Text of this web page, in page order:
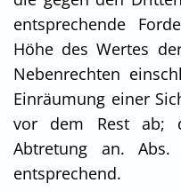
entsprechende
Höhe des Wertes
Nebenrechten
Einräumung einer
vor dem Rest ab;
Abtretung an.
entsprechend.